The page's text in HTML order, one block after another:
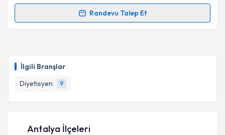
İlgili Branşlar
Diyetisyen
9
Takvim Talebini Gönder
Randevu Talep Et
Randevu Takvimi Talebi
takvim hazırlandığında e-posta ile bilgilendireceğiz.
E-posta Adresiniz
Antalya İlçeleri